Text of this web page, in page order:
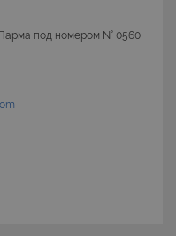
под номером N° 0560